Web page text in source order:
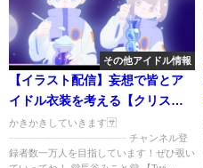
その他アイドル情報
【イラスト配信】妄想で皆とア
イドル衣装を考える【クリス
タ】【LIVE】【長谷みこ
と/GEMSCOMPANY】
かきかきしていきます🈂️
┈┈┈┈┈┈┈┈┈┈┈┈ チャンネル登
録者数一万人を目指しています！ぜひ覗い